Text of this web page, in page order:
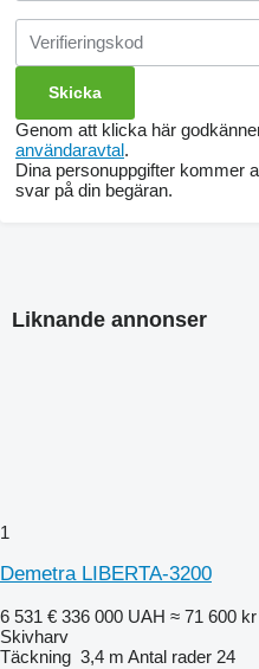
Genom att klicka här
användaravtal.
Dina personuppgifter kommer
svar på din begäran.
Liknande annonser
1
Demetra LIBERTA-3200
6 531 € 336 000 UAH ≈ 71 600 kr
Skivharv
Täckning 3,4 m Antal rader 24